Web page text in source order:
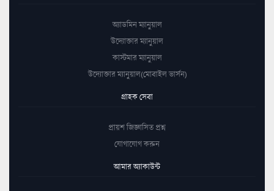
অ্যাডমিন ম্যানুয়াল
উদ্যোক্তার ম্যানুয়াল
কাস্টমার ম্যানুয়াল
উদ্যোক্তার ম্যানুয়াল(মোবাইল ভার্সন)
গ্রাহক সেবা
প্রায়শ জিজ্ঞাসিত প্রশ্ন
যোগাযোগ করুন
আমার অ্যাকাউন্ট